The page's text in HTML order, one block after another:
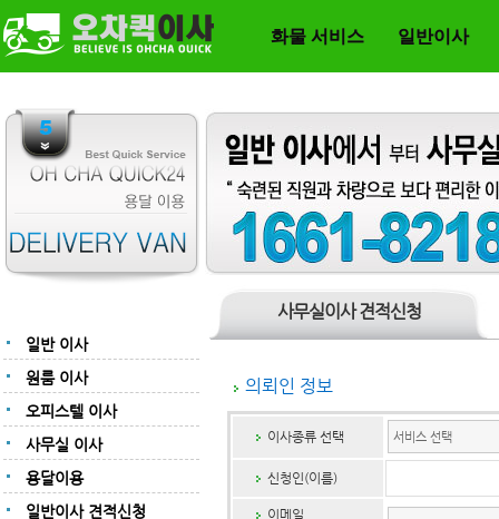
화물 서비스 일반이사
일반 이사
원룸 이사
오피스텔 이사
사무실 이사
용달이용
일반이사 견적신청
사무실이사 견적신청
의뢰인 정보
이사종류 선택
신청인(이름)
이메일